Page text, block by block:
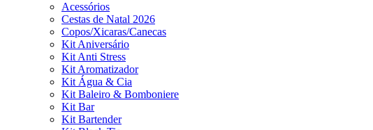
Acessórios
Cestas de Natal 2026
Copos/Xicaras/Canecas
Kit Aniversário
Kit Anti Stress
Kit Aromatizador
Kit Água & Cia
Kit Baleiro & Bomboniere
Kit Bar
Kit Bartender